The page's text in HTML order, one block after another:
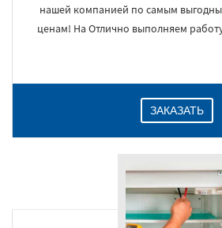
нашей компанией по самым
ценам! На Отлично выполняем
ЗАКАЗАТЬ